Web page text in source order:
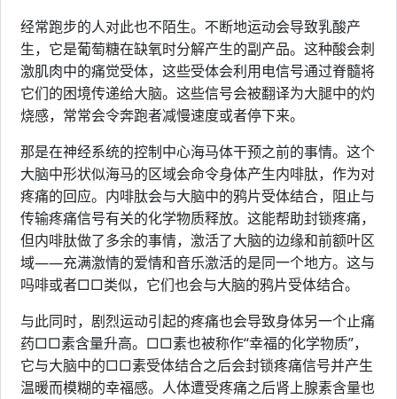
经常跑步的人对此也不陌生。不断地运动会导致乳酸产
生，它是葡萄糖在缺氧时分解产生的副产品。这种酸会刺
激肌肉中的痛觉受体，这些受体会利用电信号通过脊髓将
它们的困境传递给大脑。这些信号会被翻译为大腿中的灼
烧感，常常会令奔跑者减慢速度或者停下来。
那是在神经系统的控制中心海马体干预之前的事情。这个
大脑中形状似海马的区域会命令身体产生内啡肽，作为对
疼痛的回应。内啡肽会与大脑中的鸦片受体结合，阻止与
传输疼痛信号有关的化学物质释放。这能帮助封锁疼痛，
但内啡肽做了多余的事情，激活了大脑的边缘和前额叶区
域——充满激情的爱情和音乐激活的是同一个地方。这与
吗啡或者□□类似，它们也会与大脑的鸦片受体结合。
与此同时，剧烈运动引起的疼痛也会导致身体另一个止痛
药□□素含量升高。□□素也被称作“幸福的化学物质”，
它与大脑中的□□素受体结合之后会封锁疼痛信号并产生
温暖而模糊的幸福感。人体遭受疼痛之后肾上腺素含量也